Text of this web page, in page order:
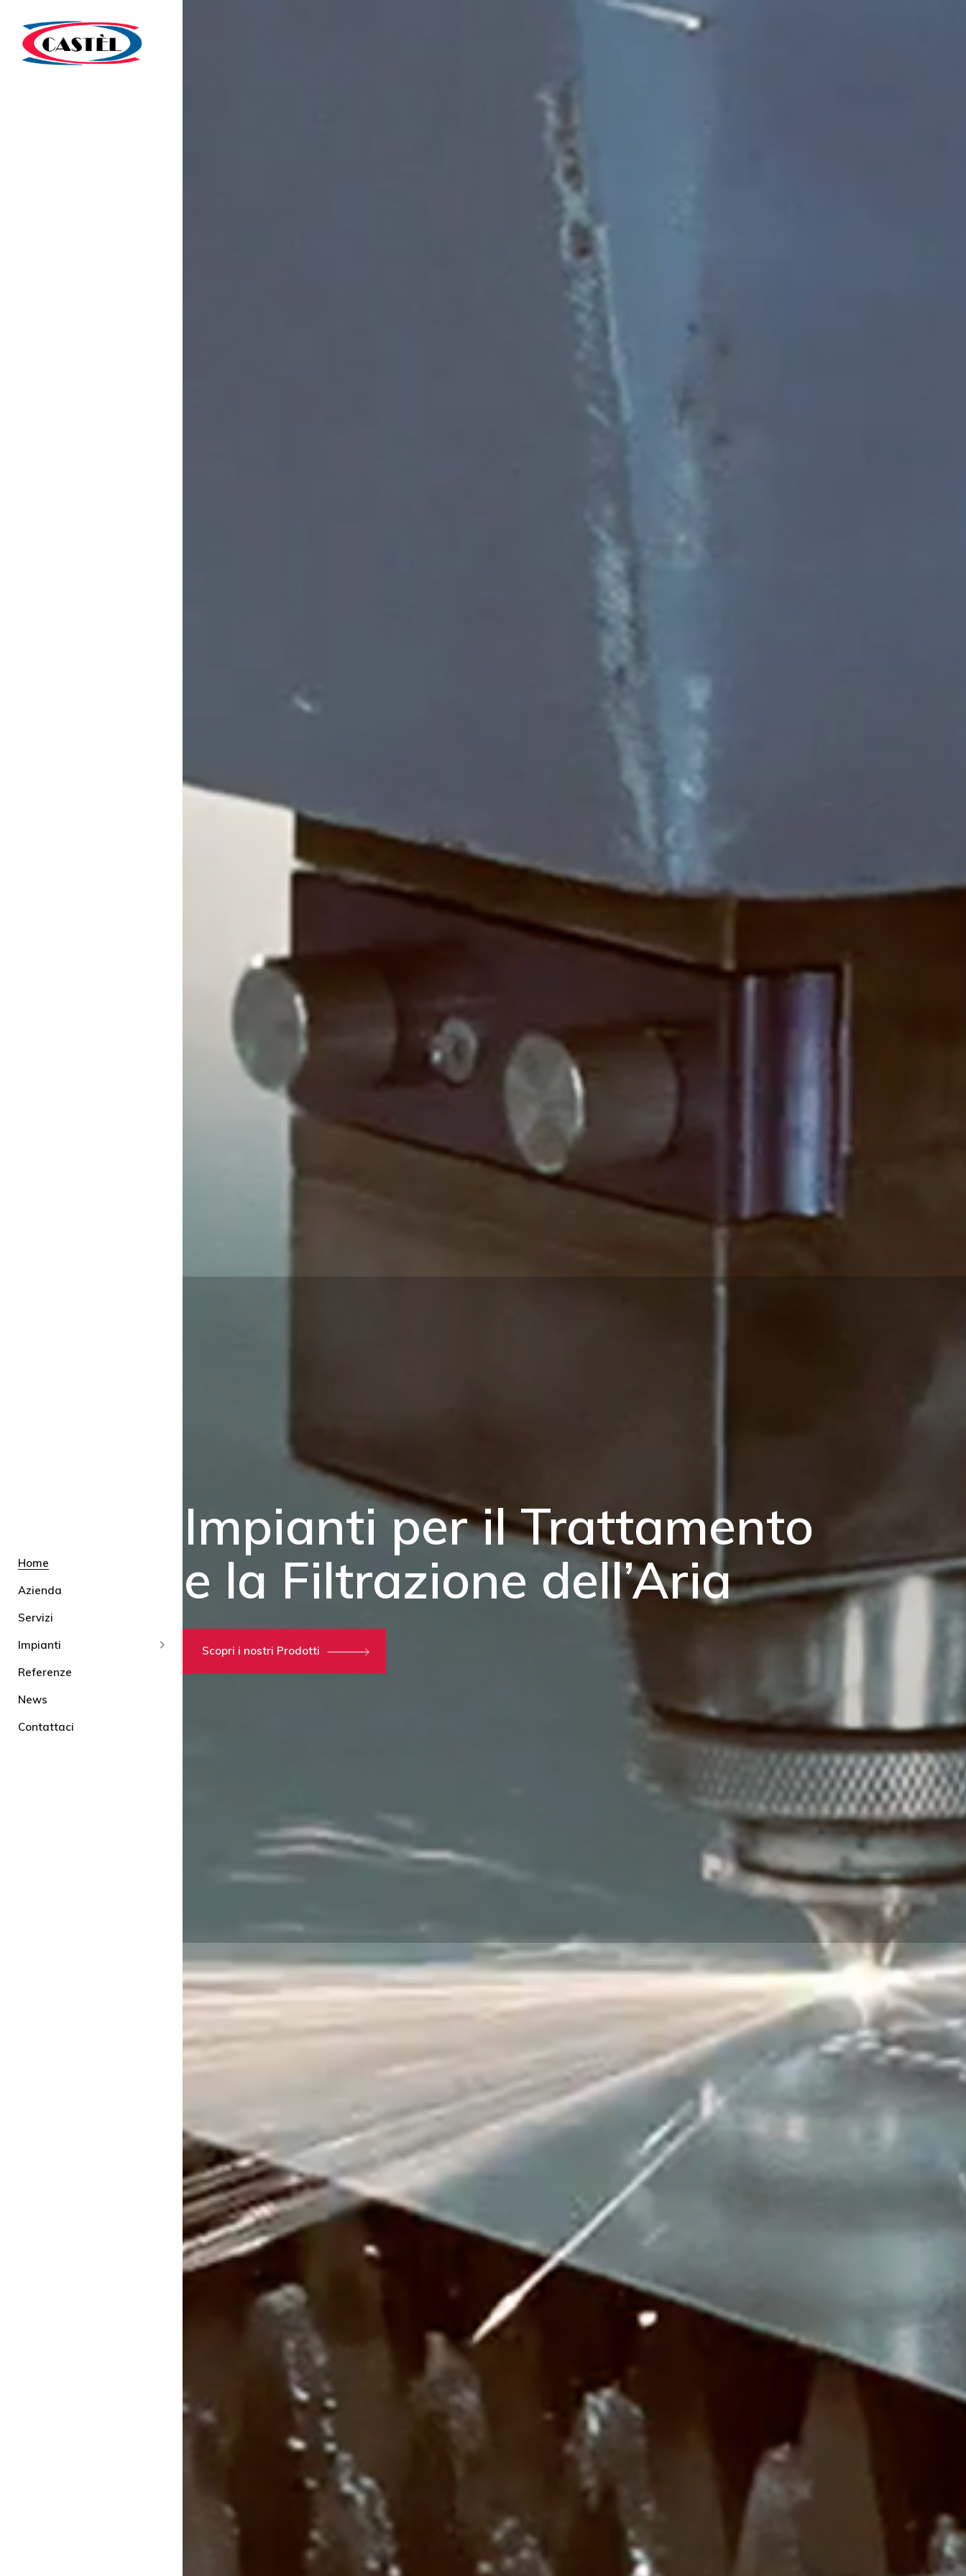
Home
Azienda
Servizi
Impianti
Referenze
News
Contattaci
Impianti per il Trattamento
e la Filtrazione dell’Aria
Scopri i nostri Prodotti